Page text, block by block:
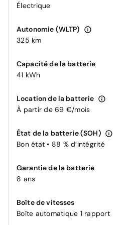
Électrique
Autonomie (WLTP)
325 km
Capacité de la batterie
41 kWh
Location de la batterie
À partir de 69 €/mois
État de la batterie (SOH)
Bon état • 88 % d’intégrité
Garantie de la batterie
8 ans
Boîte de vitesses
Boîte automatique 1 rapport